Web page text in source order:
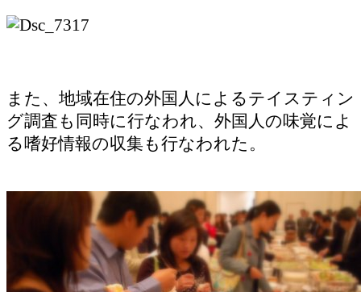
また、地域在住の外国人によるテイスティン
グ調査も同時に行なわれ、外国人の味覚によ
る嗜好情報の収集も行なわれた。